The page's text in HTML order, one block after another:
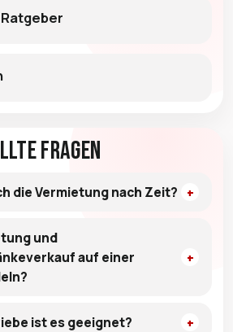
Fragen
die Vermietung nach Zeit?
und
auf einer
ist es geeignet?